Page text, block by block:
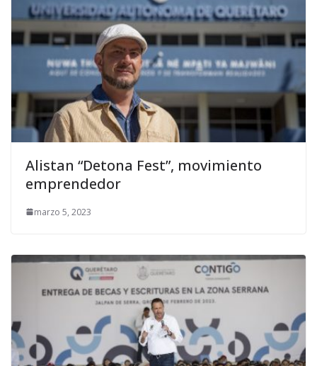
Alistan “Detona Fest”, movimiento
emprendedor
marzo 5, 2023